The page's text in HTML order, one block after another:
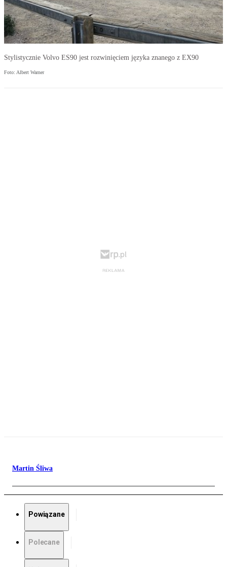
Stylistycznie Volvo ES90 jest rozwinięciem języka znanego z EX90
Foto: Albert Warner
Martin Śliwa
Powiązane
Polecane